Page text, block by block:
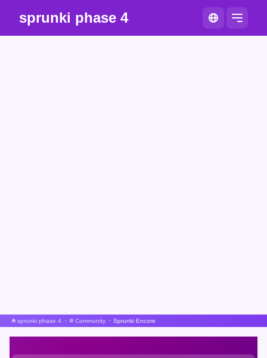
sprunki phase 4
sprunki phase 4 Community Sprunki Encore